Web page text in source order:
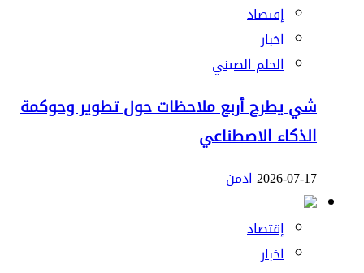
إقتصاد
اخبار
الحلم الصيني
شي يطرح أربع ملاحظات حول تطوير وحوكمة
الذكاء الاصطناعي
2026-07-17ادمن
إقتصاد
اخبار